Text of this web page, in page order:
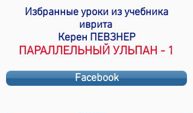
Избранные уроки из учебника
иврита
Керен ПЕВЗНЕР
ПАРАЛЛЕЛЬНЫЙ УЛЬПАН - 1
Facebook